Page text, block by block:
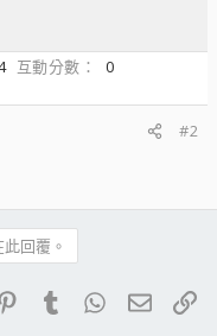
互動分數
0
#2
回覆。
PinterestTumblrWhatsApp
電子